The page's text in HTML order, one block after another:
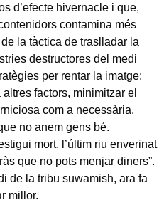
d’efecte hivernacle i que,
contamina més
la tàctica de traslladar la
destructores del medi
per rentar la imatge:
factors, minimitzar el
com a necessària.
no anem gens bé.
mort, l’últim riu enverinat
que no pots menjar diners”.
de la tribu suwamish, ara fa
millor.